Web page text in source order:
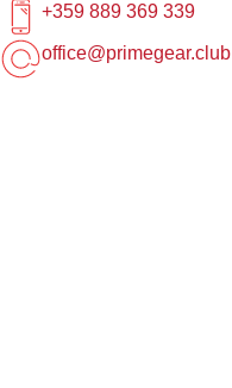
+359 889 369 339
office@primegear.club